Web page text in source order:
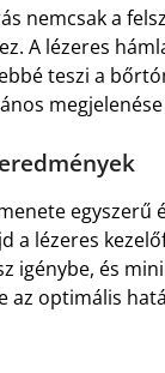
nemcsak a
A lézeres
teszi a
egyszerű
a lézeres
igénybe, és
az optimális